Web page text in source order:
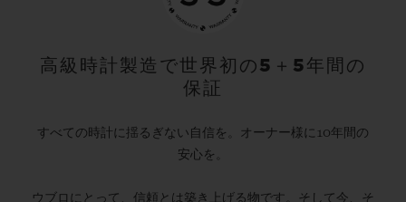
高級時計製造で世界初の5＋5年間の
保証
すべての時計に揺るぎない自信を。オーナー様に10年間の
安心を。
ウブロにとって、信頼とは築き上げる物です。そして今、そ